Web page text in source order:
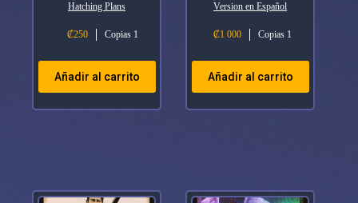
Hatching Plans
₡250 Copias 1
Añadir al carrito
Version en Español
₡1 000 Copias 1
Añadir al carrito